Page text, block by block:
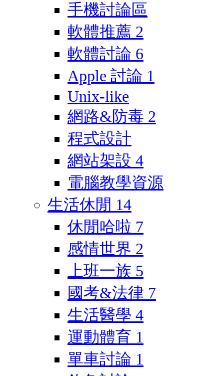
手機討論區
軟體推薦 2
軟體討論 6
Apple 討論 1
Unix-like
網路&防毒 2
程式設計
網站架設 4
電腦教學資源
生活休閒 14
休閒哈啦 7
感情世界 2
上班一族 5
國考&法律 7
生活醫學 4
運動體育 1
單車討論 1